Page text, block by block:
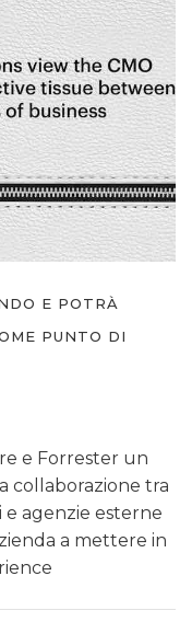
E POTRÀ
PUNTO DI
e Forrester un
collaborazione tra
agenzie esterne
a mettere in